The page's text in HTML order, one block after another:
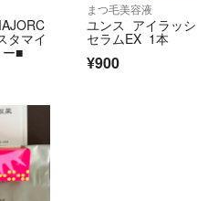
タマイ
■
まつ毛美容液
ユンス アイラッ
セラムEX 1本
¥900